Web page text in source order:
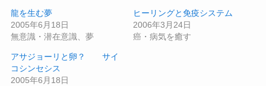
龍を生む夢
2005年6月18日
無意識・潜在意識、夢
ヒーリングと免疫システム
2006年3月24日
癌・病気を癒す
アサジョーリと卵？ サイ
コシンセシス
2005年6月18日